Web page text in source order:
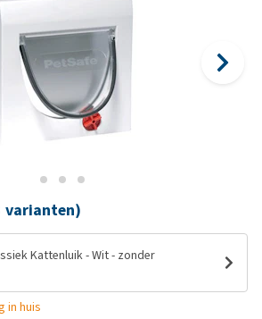
varianten)
Kattenluik - Wit - zonder
in huis